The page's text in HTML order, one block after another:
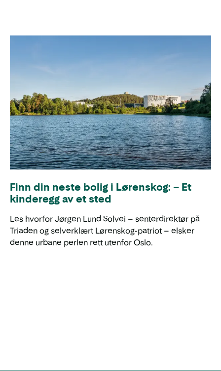
Finn din neste bolig i Lørenskog: – Et
kinderegg av et sted
Les hvorfor Jørgen Lund Solvei – senterdirektør på
Triaden og selverklært Lørenskog-patriot – elsker
denne urbane perlen rett utenfor Oslo.